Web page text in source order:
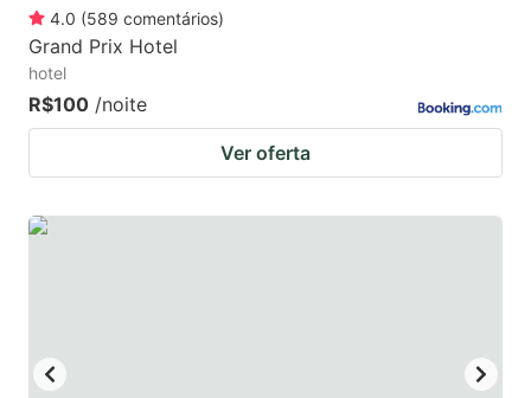
4.0 (589 comentários)
Grand Prix Hotel
hotel
R$100 /noite
Ver oferta